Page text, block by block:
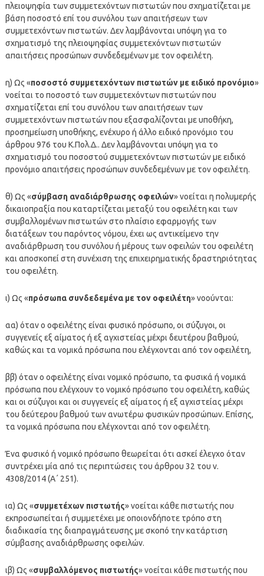
πλειοψηφία των συμμετεχόντων πιστωτών που σχηματίζεται με
βάση ποσοστό επί του συνόλου των απαιτήσεων των
συμμετεχόντων πιστωτών. Δεν λαμβάνονται υπόψη για το
σχηματισμό της πλειοψηφίας συμμετεχόντων πιστωτών
απαιτήσεις προσώπων συνδεδεμένων με τον οφειλέτη.
η) Ως «ποσοστό συμμετεχόντων πιστωτών με ειδικό προνόμιο»
νοείται το ποσοστό των συμμετεχόντων πιστωτών που
σχηματίζεται επί του συνόλου των απαιτήσεων των
συμμετεχόντων πιστωτών που εξασφαλίζονται με υποθήκη,
προσημείωση υποθήκης, ενέχυρο ή άλλο ειδικό προνόμιο του
άρθρου 976 του Κ.Πολ.Δ.. Δεν λαμβάνονται υπόψη για το
σχηματισμό του ποσοστού συμμετεχόντων πιστωτών με ειδικό
προνόμιο απαιτήσεις προσώπων συνδεδεμένων με τον οφειλέτη.
θ) Ως «σύμβαση αναδιάρθρωσης οφειλών» νοείται η πολυμερής
δικαιοπραξία που καταρτίζεται μεταξύ του οφειλέτη και των
συμβαλλομένων πιστωτών στο πλαίσιο εφαρμογής των
διατάξεων του παρόντος νόμου, έχει ως αντικείμενο την
αναδιάρθρωση του συνόλου ή μέρους των οφειλών του οφειλέτη
και αποσκοπεί στη συνέχιση της επιχειρηματικής δραστηριότητας
του οφειλέτη.
ι) Ως «πρόσωπα συνδεδεμένα με τον οφειλέτη» νοούνται:
αα) όταν ο οφειλέτης είναι φυσικό πρόσωπο, οι σύζυγοι, οι
συγγενείς εξ αίματος ή εξ αγχιστείας μέχρι δευτέρου βαθμού,
καθώς και τα νομικά πρόσωπα που ελέγχονται από τον οφειλέτη,
ββ) όταν ο οφειλέτης είναι νομικό πρόσωπο, τα φυσικά ή νομικά
πρόσωπα που ελέγχουν το νομικό πρόσωπο του οφειλέτη, καθώς
και οι σύζυγοι και οι συγγενείς εξ αίματος ή εξ αγχιστείας μέχρι
του δεύτερου βαθμού των ανωτέρω φυσικών προσώπων. Επίσης,
τα νομικά πρόσωπα που ελέγχονται από τον οφειλέτη.
Ένα φυσικό ή νομικό πρόσωπο θεωρείται ότι ασκεί έλεγχο όταν
συντρέχει μία από τις περιπτώσεις του άρθρου 32 του ν.
4308/2014 (Α΄ 251).
ια) Ως «συμμετέχων πιστωτής» νοείται κάθε πιστωτής που
εκπροσωπείται ή συμμετέχει με οποιονδήποτε τρόπο στη
διαδικασία της διαπραγμάτευσης με σκοπό την κατάρτιση
σύμβασης αναδιάρθρωσης οφειλών.
ιβ) Ως «συμβαλλόμενος πιστωτής» νοείται κάθε πιστωτής που